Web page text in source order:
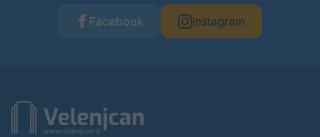
Facebook Instagram